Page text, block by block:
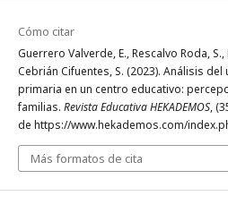
Cómo citar
Guerrero Valverde, E., Rescalvo Roda,
Cebrián Cifuentes, S. (2023). Análisis
primaria en un centro educativo:
familias. Revista Educativa HEKADEMOS,
de https://www.hekademos.com/
Más formatos de cita